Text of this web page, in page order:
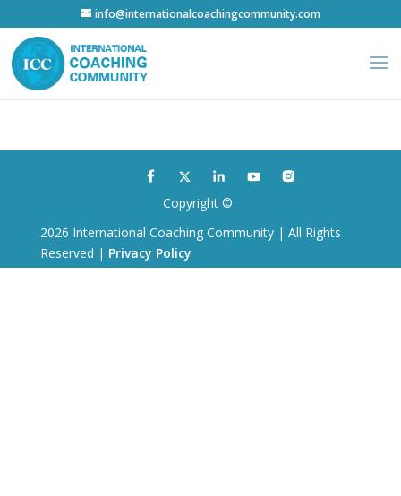
info@internationalcoachingcommunity.com
Copyright ©
2026 International Coaching Community | All Rights
Reserved | Privacy Policy